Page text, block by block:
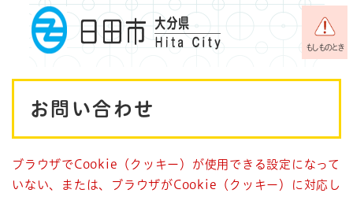
メニューを飛ばして本文へ
もしものとき
お問い合わせ
ブラウザでCookie（クッキー）が使用できる設定になって
いない、または、ブラウザがCookie（クッキー）に対応し